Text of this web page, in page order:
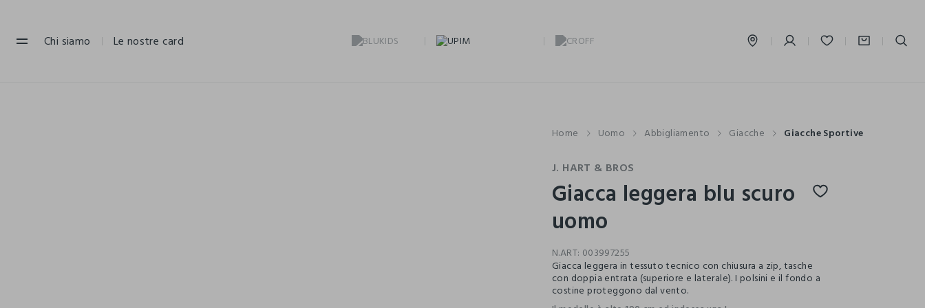
Chi siamo Le nostre card
Home Uomo Abbigliamento Giacche Giacche Sportive
J. HART & BROS
Giacca leggera blu scuro
uomo
N.ART: 003997255
Giacca leggera in tessuto tecnico con chiusura a zip, tasche
con doppia entrata (superiore e laterale). I polsini e il fondo a
costine proteggono dal vento.